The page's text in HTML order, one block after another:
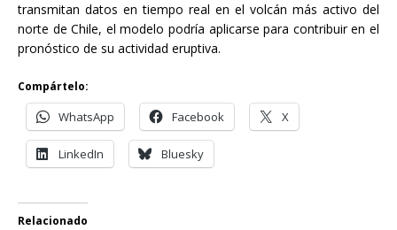
transmitan datos en tiempo real en el volcán más activo del
norte de Chile, el modelo podría aplicarse para contribuir en el
pronóstico de su actividad eruptiva.
Compártelo:
WhatsApp Facebook X
LinkedIn Bluesky
Relacionado